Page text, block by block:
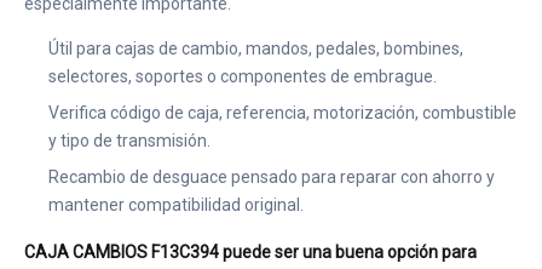
Útil para cajas de cambio, mandos, pedales, bombines,
selectores, soportes o componentes de embrague.
Verifica código de caja, referencia, motorización, combustible
y tipo de transmisión.
Recambio de desguace pensado para reparar con ahorro y
mantener compatibilidad original.
CAJA CAMBIOS F13C394 puede ser una buena opción para